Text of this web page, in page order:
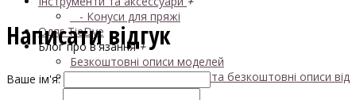
- Конуси для пряжі
Одяг TieDye
Блог про в'язання+
Безкоштовні описи моделей
Галерея в'язаних виробів та безкоштовні описи від
VizEll
Написати відгук
Ваше ім'я: